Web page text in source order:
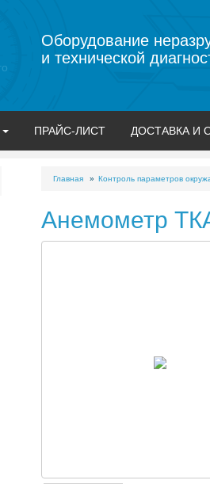
Оборудование
и технической
ПРАЙС-ЛИСТ ДОСТАВКА И
Главная Контроль параметров
Анемометр